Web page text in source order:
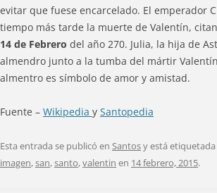
evitar que fuese encarcelado. El emperador
tiempo más tarde la muerte de Valentín,
14 de Febrero del año 270. Julia, la hija de
almendro junto a la tumba del mártir
almentro es símbolo de amor y amistad.
Fuente – Wikipedia y Santopedia
Esta entrada se publicó en Santosy está etiquetada
imagen,san,santo,valentin en 14 febrero, 2015.